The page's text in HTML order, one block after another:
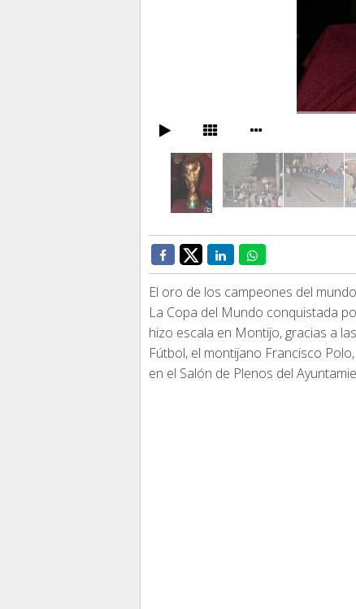
El oro de los campeones del
La Copa del Mundo conquistada
hizo escala en Montijo, gracias a
Fútbol, el montijano Francisco
en el Salón de Plenos del